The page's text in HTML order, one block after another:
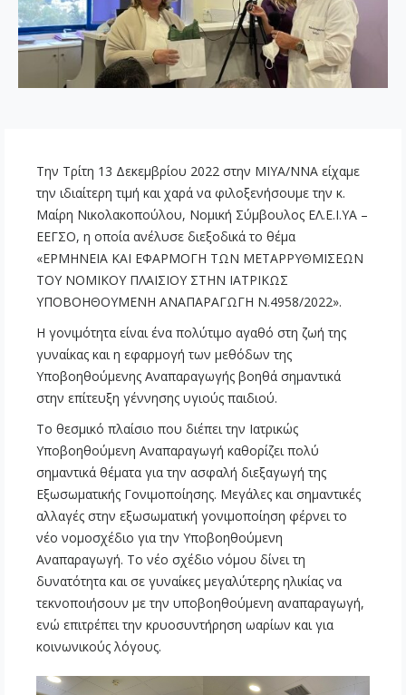
Την Τρίτη 13 Δεκεμβρίου 2022 στην ΜΙΥΑ/ΝΝΑ είχαμε
την ιδιαίτερη τιμή και χαρά να φιλοξενήσουμε την κ.
Μαίρη Νικολακοπούλου, Νομική Σύμβουλος ΕΛ.Ε.Ι.ΥΑ –
ΕΕΓΣΟ, η οποία ανέλυσε διεξοδικά το θέμα
«ΕΡΜΗΝΕΙΑ ΚΑΙ ΕΦΑΡΜΟΓΗ ΤΩΝ ΜΕΤΑΡΡΥΘΜΙΣΕΩΝ
ΤΟΥ ΝΟΜΙΚΟΥ ΠΛΑΙΣΙΟΥ ΣΤΗΝ ΙΑΤΡΙΚΩΣ
ΥΠΟΒΟΗΘΟΥΜΕΝΗ ΑΝΑΠΑΡΑΓΩΓΗ Ν.4958/2022».
Η γονιμότητα είναι ένα πολύτιμο αγαθό στη ζωή της
γυναίκας και η εφαρμογή των μεθόδων της
Υποβοηθούμενης Αναπαραγωγής βοηθά σημαντικά
στην επίτευξη γέννησης υγιούς παιδιού.
Το θεσμικό πλαίσιο που διέπει την Ιατρικώς
Υποβοηθούμενη Αναπαραγωγή καθορίζει πολύ
σημαντικά θέματα για την ασφαλή διεξαγωγή της
Εξωσωματικής Γονιμοποίησης. Μεγάλες και σημαντικές
αλλαγές στην εξωσωματική γονιμοποίηση φέρνει το
νέο νομοσχέδιο για την Υποβοηθούμενη
Αναπαραγωγή. Το νέο σχέδιο νόμου δίνει τη
δυνατότητα και σε γυναίκες μεγαλύτερης ηλικίας να
τεκνοποιήσουν με την υποβοηθούμενη αναπαραγωγή,
ενώ επιτρέπει την κρυοσυντήρηση ωαρίων και για
κοινωνικούς λόγους.